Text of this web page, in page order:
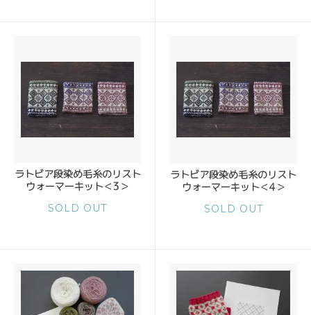
ラトビア段染め毛糸のリスト
ウォーマーキット＜3＞
SOLD OUT
ラトビア段染め毛糸のリスト
ウォーマーキット＜4＞
SOLD OUT